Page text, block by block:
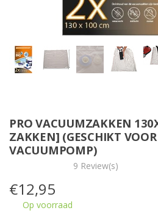
PRO VACUUMZAKKEN
ZAKKEN] (GESCHIKT
VACUUMPOMP)
9 Review(s)
€12,95
Op voorraad